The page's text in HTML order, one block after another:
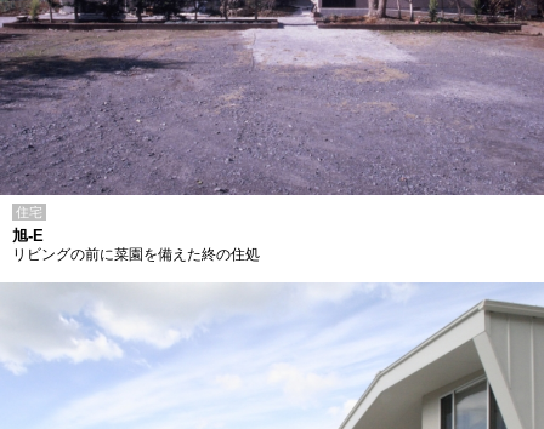
住宅
旭-E
リビングの前に菜園を備えた終の住処